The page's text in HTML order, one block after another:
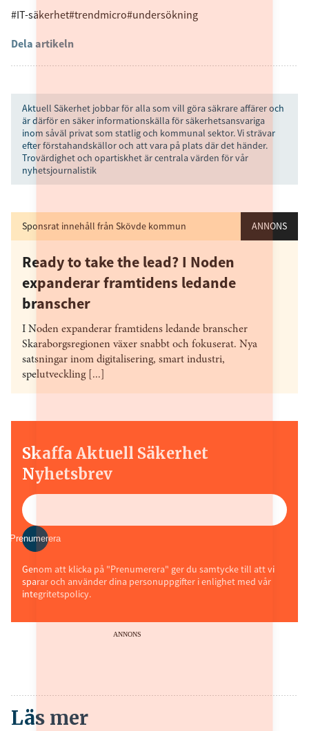
#IT-säkerhet#trendmicro#undersökning
Dela artikeln
Aktuell Säkerhet jobbar för alla som vill göra säkrare affärer och
är därför en säker informationskälla för säkerhetsansvariga
inom såväl privat som statlig och kommunal sektor. Vi strävar
efter förstahandskällor och att vara på plats där det händer.
Trovärdighet och opartiskhet är centrala värden för vår
nyhetsjournalistik
Sponsrat innehåll från Skövde kommun ANNONS
Ready to take the lead? I Noden
expanderar framtidens ledande
branscher
I Noden expanderar framtidens ledande branscher
Skaraborgsregionen växer snabbt och fokuserat. Nya
satsningar inom digitalisering, smart industri,
spelutveckling [...]
Skaffa Aktuell Säkerhet
Nyhetsbrev
Prenumerera
Genom att klicka på "Prenumerera" ger du samtycke till att vi
sparar och använder dina personuppgifter i enlighet med vår
integritetspolicy.
ANNONS
Läs mer